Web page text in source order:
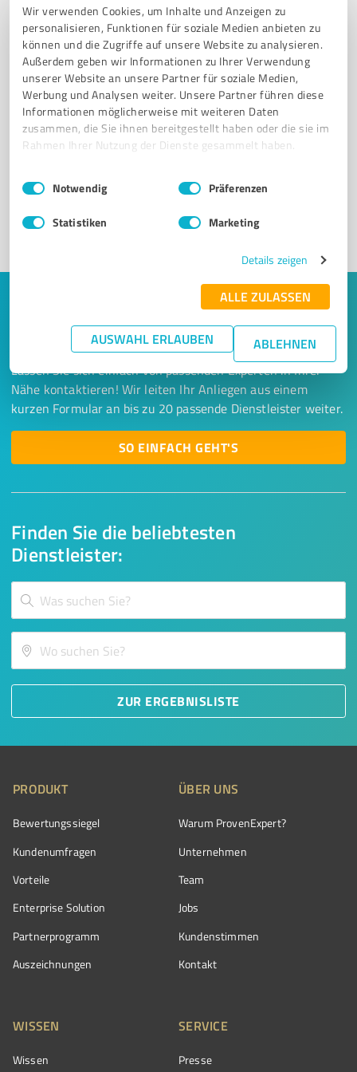
Wir verwenden Cookies, um Inhalte und Anzeigen zu
personalisieren, Funktionen für soziale Medien anbieten zu
können und die Zugriffe auf unsere Website zu analysieren.
Außerdem geben wir Informationen zu Ihrer Verwendung
unserer Website an unsere Partner für soziale Medien,
Werbung und Analysen weiter. Unsere Partner führen diese
Informationen möglicherweise mit weiteren Daten
zusammen, die Sie ihnen bereitgestellt haben oder die sie im
Rahmen Ihrer Nutzung der Dienste gesammelt haben.
Impressum Datenschutzbestimmungen
Einwilligungsauswahl
Notwendig Präferenzen
Statistiken Marketing
Details zeigen
ALLE ZULASSEN
AUSWAHL ERLAUBEN ABLEHNEN
Sie möchten auch hier gelistet werden?
Registrieren Sie sich jetzt und werden Sie ein von
Finden Sie die beliebtesten
Dienstleister:
ZUR ERGEBNISLISTE
Keine Zeit für lange Recherchen und E-
Mails? Jetzt Angebote empfangen!
Lassen Sie sich einfach von passenden Experten in Ihrer
Nähe kontaktieren! Wir leiten Ihr Anliegen aus einem
kurzen Formular an bis zu 20 passende Dienstleister weiter.
SO EINFACH GEHT'S
PRODUKT
Bewertungssiegel
Kundenumfragen
Vorteile
Enterprise Solution
Partnerprogramm
Auszeichnungen
ÜBER UNS
Warum ProvenExpert?
Unternehmen
Team
Jobs
Kundenstimmen
Kontakt
WISSEN
Wissen
SERVICE
Presse